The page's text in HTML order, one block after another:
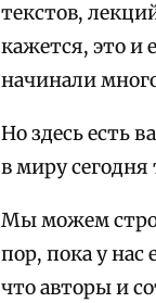
текстов,
кажется, это и
начинали
Но здесь есть
в миру сегодня
Мы можем
пор, пока у
что авторы и